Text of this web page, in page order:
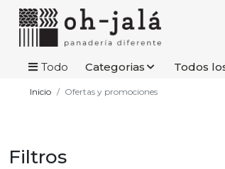
Todo Categorias Todos
Inicio Ofertas y promociones
Filtros